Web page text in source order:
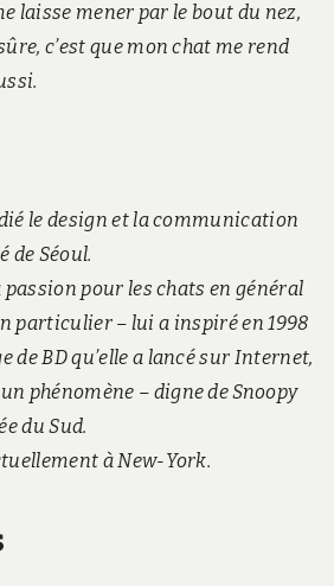
laisse mener par le bout du nez,
c’est que mon chat me rend
le design et la communication
de Séoul.
pour les chats en général
particulier – lui a inspiré en 1998
de BD qu’elle a lancé sur Internet,
phénomène – digne de Snoopy
du Sud.
à New-York.